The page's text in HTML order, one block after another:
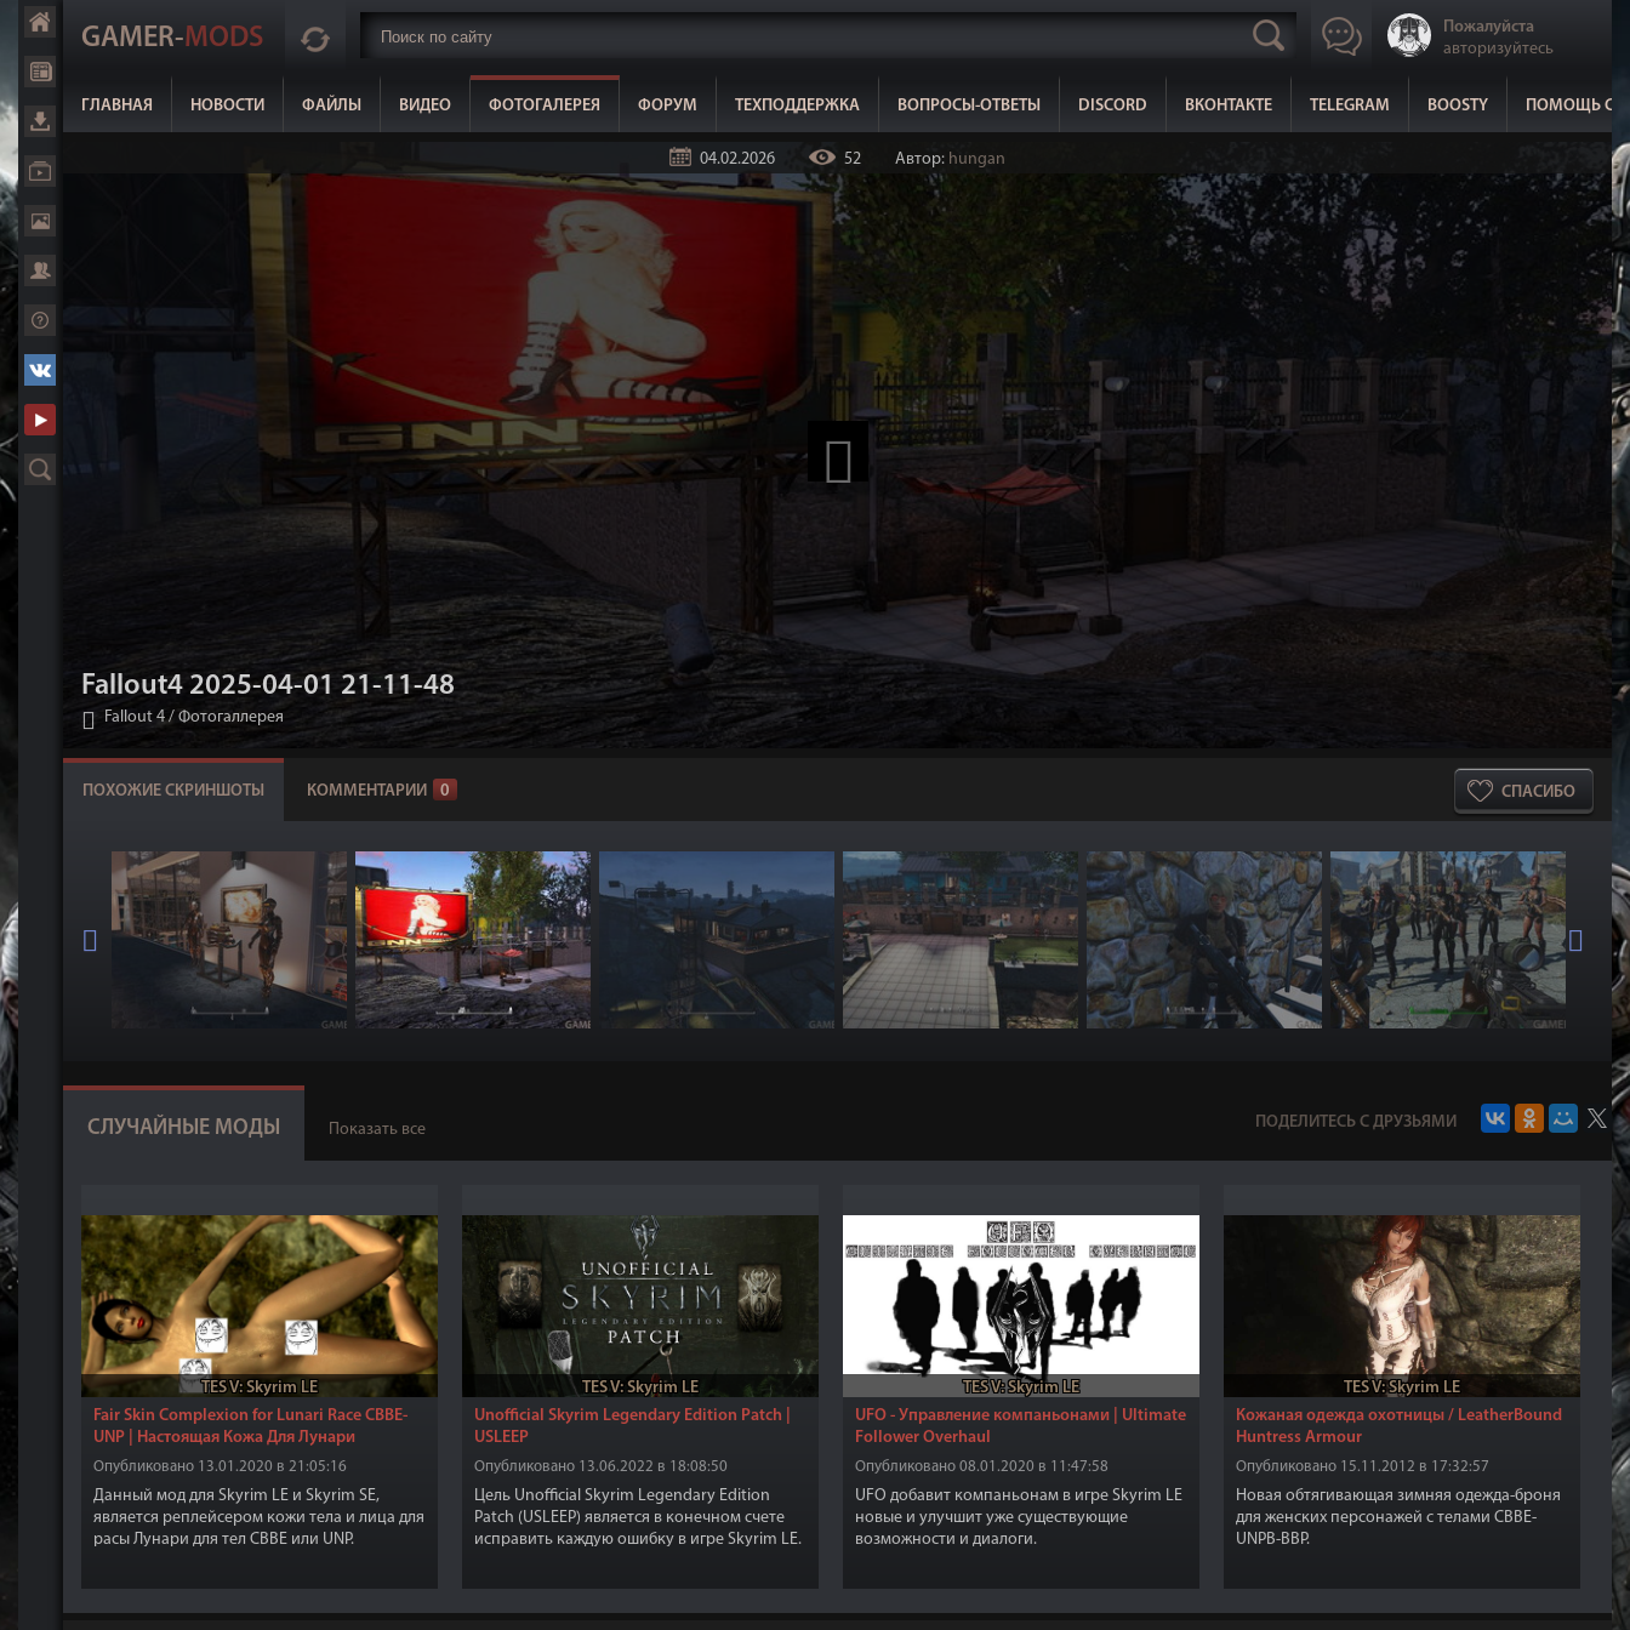
GAMER-MODS
Пожалуйста
авторизуйтесь
ГЛАВНАЯ НОВОСТИ ФАЙЛЫ ВИДЕО ФОТОГАЛЕРЕЯ ФОРУМ ТЕХПОДДЕРЖКА ВОПРОСЫ-ОТВЕТЫ DISCORD ВКОНТАКТЕ TELEGRAM BOOSTY ПОМОЩЬ
04.02.2026 52 Автор: hungan
Fallout4 2025-04-01 21-11-48
Fallout 4/ Фотогаллерея
СПАСИБО
ПОХОЖИЕ СКРИНШОТЫ КОММЕНТАРИИ 0
СЛУЧАЙНЫЕ МОДЫ Показать все ПОДЕЛИТЕСЬ С ДРУЗЬЯМИ
TES V: Skyrim LE
Fair Skin Complexion for Lunari Race CBBE-
UNP | Настоящая Кожа Для Лунари
Опубликовано 13.01.2020 в 21:05:16
Данный мод для Skyrim LE и Skyrim SE,
является реплейсером кожи тела и лица для
расы Лунари для тел CBBE или UNP.
TES V: Skyrim LE
Unofficial Skyrim Legendary Edition Patch |
USLEEP
Опубликовано 13.06.2022 в 18:08:50
Цель Unofficial Skyrim Legendary Edition
Patch (USLEEP) является в конечном счете
исправить каждую ошибку в игре Skyrim LE.
TES V: Skyrim LE
UFO - Управление компаньонами | Ultimate
Follower Overhaul
Опубликовано 08.01.2020 в 11:47:58
UFO добавит компаньонам в игре Skyrim LE
новые и улучшит уже существующие
возможности и диалоги.
TES V: Skyrim LE
Кожаная одежда охотницы / LeatherBound
Huntress Armour
Опубликовано 15.11.2012 в 17:32:57
Новая обтягивающая зимняя одежда-броня
для женских персонажей с телами CBBE-
UNPB-BBP.